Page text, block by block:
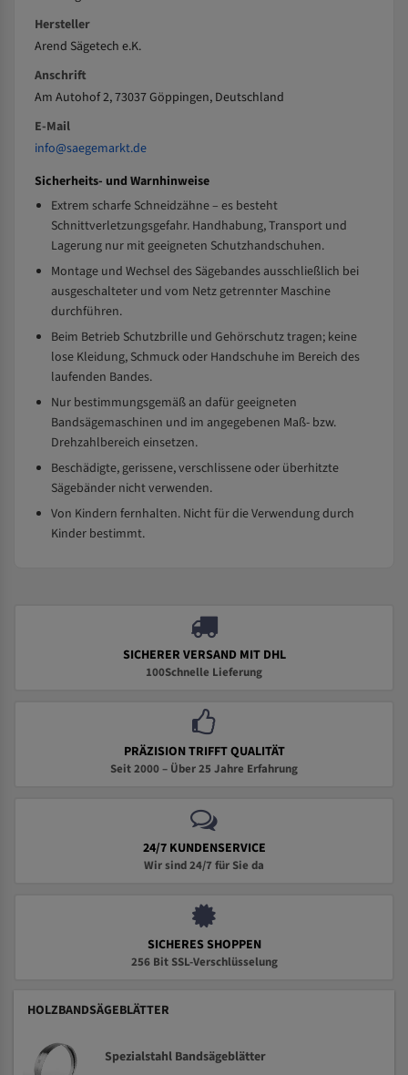
Hersteller
Arend Sägetech e.K.
Anschrift
Am Autohof 2, 73037 Göppingen, Deutschland
E-Mail
info@saegemarkt.de
Sicherheits- und Warnhinweise
Extrem scharfe Schneidzähne – es besteht
Schnittverletzungsgefahr. Handhabung, Transport und
Lagerung nur mit geeigneten Schutzhandschuhen.
Montage und Wechsel des Sägebandes ausschließlich bei
ausgeschalteter und vom Netz getrennter Maschine
durchführen.
Beim Betrieb Schutzbrille und Gehörschutz tragen; keine
lose Kleidung, Schmuck oder Handschuhe im Bereich des
laufenden Bandes.
Nur bestimmungsgemäß an dafür geeigneten
Bandsägemaschinen und im angegebenen Maß- bzw.
Drehzahlbereich einsetzen.
Beschädigte, gerissene, verschlissene oder überhitzte
Sägebänder nicht verwenden.
Von Kindern fernhalten. Nicht für die Verwendung durch
Kinder bestimmt.
SICHERER VERSAND MIT DHL
100Schnelle Lieferung
PRÄZISION TRIFFT QUALITÄT
Seit 2000 – Über 25 Jahre Erfahrung
24/7 KUNDENSERVICE
Wir sind 24/7 für Sie da
SICHERES SHOPPEN
256 Bit SSL-Verschlüsselung
HOLZBANDSÄGEBLÄTTER
Spezialstahl Bandsägeblätter